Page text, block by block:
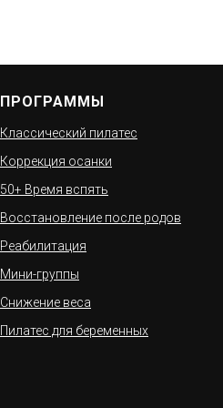
ПРОГРАММЫ
Классический пилатес
Коррекция осанки
50+ Время вспять
Восстановление после родов
Реабилитация
Мини-группы
Снижение веса
Пилатес для беременных